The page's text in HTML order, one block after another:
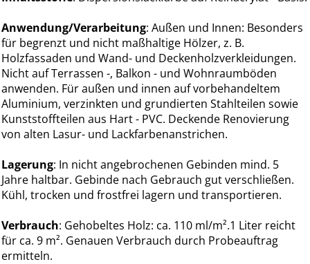
Anwendung/Verarbeitung: Außen und Innen: Besonders
für begrenzt und nicht maßhaltige Hölzer, z. B.
Holzfassaden und Wand- und Deckenholzverkleidungen.
Nicht auf Terrassen -, Balkon - und Wohnraumböden
anwenden. Für außen und innen auf vorbehandeltem
Aluminium, verzinkten und grundierten Stahlteilen sowie
Kunststoffteilen aus Hart - PVC. Deckende Renovierung
von alten Lasur- und Lackfarbenanstrichen.
Lagerung: In nicht angebrochenen Gebinden mind. 5
Jahre haltbar. Gebinde nach Gebrauch gut verschließen.
Kühl, trocken und frostfrei lagern und transportieren.
Verbrauch: Gehobeltes Holz: ca. 110 ml/m².1 Liter reicht
für ca. 9 m². Genauen Verbrauch durch Probeauftrag
ermitteln.